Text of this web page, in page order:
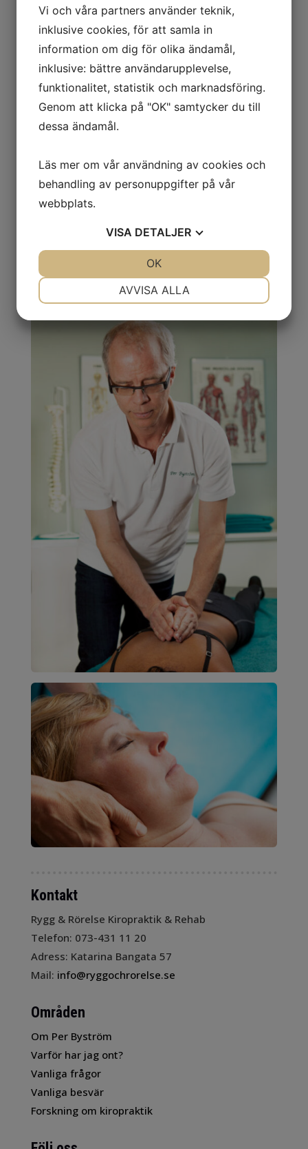
Med dig hem får du övningar anpassade för
dina behov, som hjälper dig att må bättre. Vid
besöket ingår även rådgivning om vad du själv
kan göra ytterligare.
Beroende på hur lång tid du har haft dina
besvär påverkar det behandlingsseriens längd.
Ett sätt att förebygga smärta och obalanser i
leder och muskler kan vara att komma på
besök för en kiropraktisk genomgång av
Kontakt
Rygg & Rörelse Kiropraktik & Rehab
Telefon: 073-431 11 20
Adress: Katarina Bangata 57
Mail: info@ryggochrorelse.se
Områden
Om Per Byström
Varför har jag ont?
Vanliga frågor
Vanliga besvär
Forskning om kiropraktik
Vi och våra partners använder teknik,
inklusive cookies, för att samla in
information om dig för olika ändamål,
inklusive: bättre användarupplevelse,
funktionalitet, statistik och marknadsföring.
Genom att klicka på "OK" samtycker du till
dessa ändamål.
Läs mer om vår användning av cookies och
behandling av personuppgifter på vår
webbplats.
VISA DETALJER
MARKNADSFÖRING
AVVISA ALLA
OK